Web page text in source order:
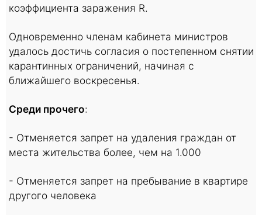
коэффициента заражения R.
Одновременно членам кабинета министров
удалось достичь согласия о постепенном снятии
карантинных ограничений, начиная с
ближайшего воскресенья.
Среди прочего:
- Отменяется запрет на удаления граждан от
места жительства более, чем на 1.000
- Отменяется запрет на пребывание в квартире
другого человека